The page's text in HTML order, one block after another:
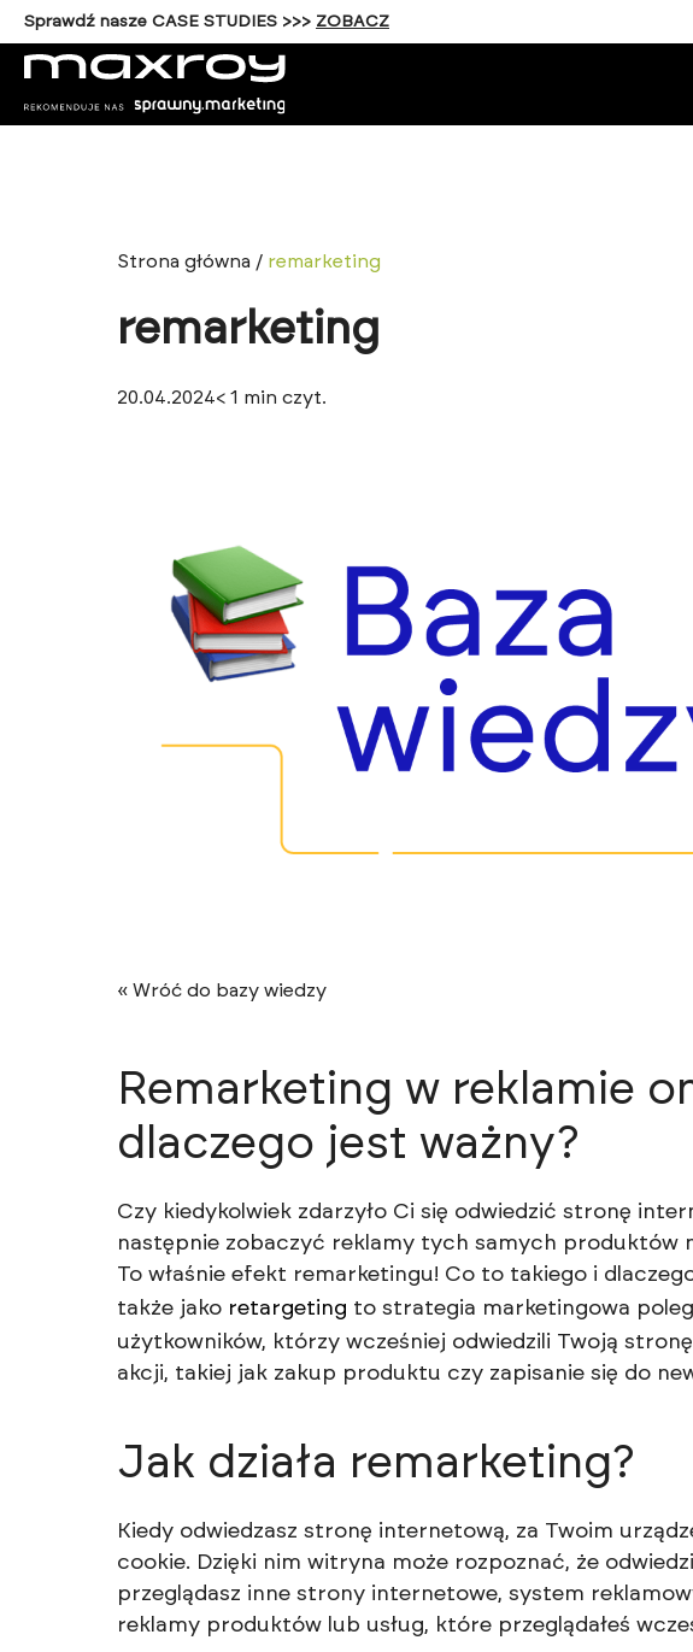
Sprawdź nasze CASE STUDIES >>> ZOBACZ
Strona główna / remarketing
remarketing
20.04.2024< 1 min czyt.
« Wróć do bazy wiedzy
Remarketing w reklamie
dlaczego jest ważny?
Czy kiedykolwiek zdarzyło Ci się odwiedzić stronę
następnie zobaczyć reklamy tych samych produktów
To właśnie efekt remarketingu! Co to takiego i
także jako retargeting to strategia marketingowa
użytkowników, którzy wcześniej odwiedzili Twoją
akcji, takiej jak zakup produktu czy zapisanie się do
Jak działa remarketing?
Kiedy odwiedzasz stronę internetową, za Twoim
cookie. Dzięki nim witryna może rozpoznać, że
przeglądasz inne strony internetowe, system
reklamy produktów lub usług, które przeglądałeś